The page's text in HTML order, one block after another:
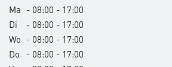
Ma
- 08:00 - 17:00
Di
- 08:00 - 17:00
Wo
- 08:00 - 17:00
Do
- 08:00 - 17:00